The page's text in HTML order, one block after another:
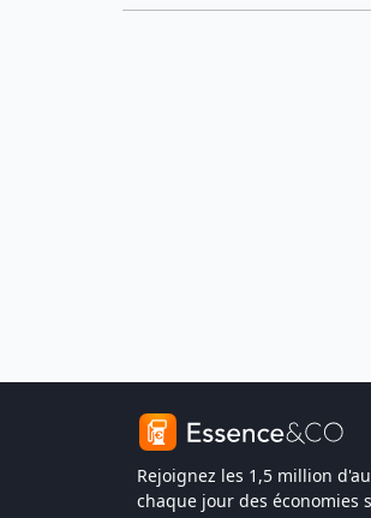
Rejoignez les 1,5 million
chaque jour des